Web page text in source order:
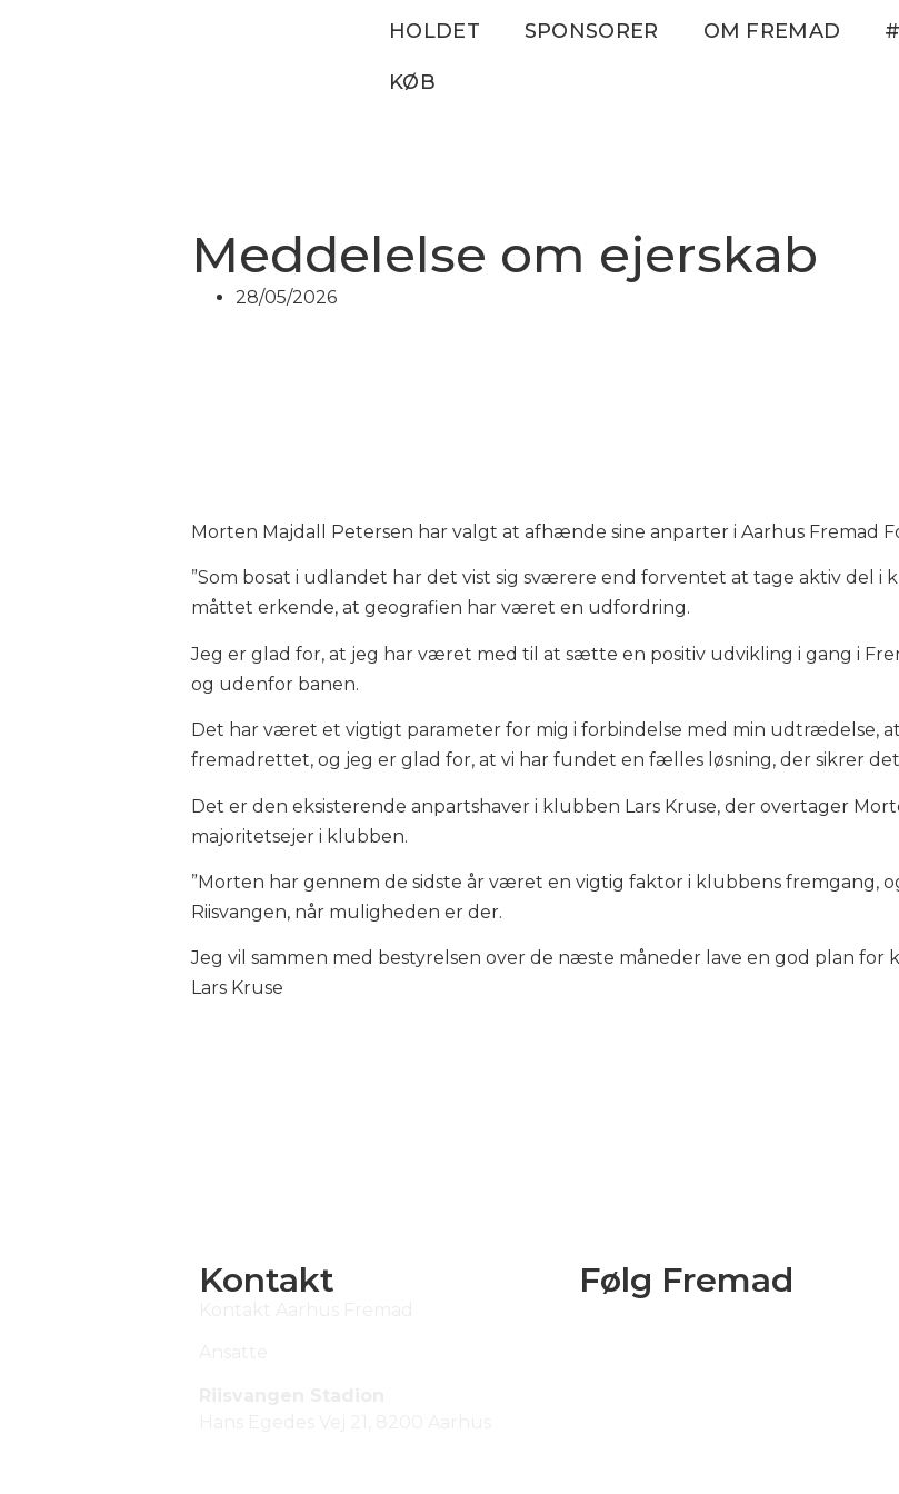
HOLDET SPONSORER OM FREMAD
KØB
Meddelelse om ejerskab
28/05/2026
Morten Majdall Petersen har valgt at afhænde sine anparter i Aarhus Fremad
”Som bosat i udlandet har det vist sig sværere end forventet at tage aktiv del i
måttet erkende, at geografien har været en udfordring.
Jeg er glad for, at jeg har været med til at sætte en positiv udvikling i gang i
og udenfor banen.
Det har været et vigtigt parameter for mig i forbindelse med min udtrædelse,
fremadrettet, og jeg er glad for, at vi har fundet en fælles løsning, der sikrer
Det er den eksisterende anpartshaver i klubben Lars Kruse, der overtager
majoritetsejer i klubben.
”Morten har gennem de sidste år været en vigtig faktor i klubbens fremgang,
Riisvangen, når muligheden er der.
Jeg vil sammen med bestyrelsen over de næste måneder lave en god plan for
Lars Kruse
Kontakt Følg Fremad